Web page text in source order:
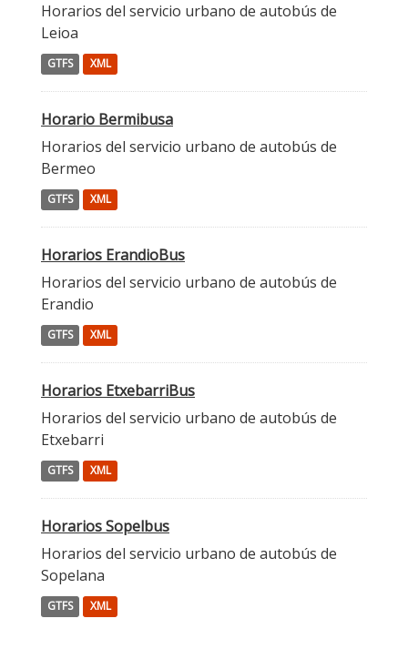
Horarios del servicio urbano de autobús de
Leioa
GTFS XML
Horario Bermibusa
Horarios del servicio urbano de autobús de
Bermeo
GTFS XML
Horarios ErandioBus
Horarios del servicio urbano de autobús de
Erandio
GTFS XML
Horarios EtxebarriBus
Horarios del servicio urbano de autobús de
Etxebarri
GTFS XML
Horarios Sopelbus
Horarios del servicio urbano de autobús de
Sopelana
GTFS XML